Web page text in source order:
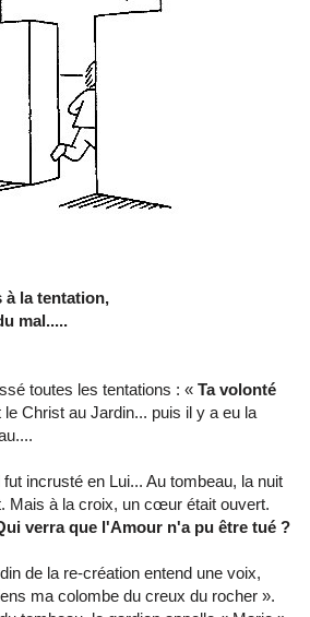
à la tentation,
mal.....
toutes les tentations : « Ta volonté
le Christ au Jardin... puis il y a eu la
incrusté en Lui... Au tombeau, la nuit
Mais à la croix, un cœur était ouvert.
verra que l'Amour n'a pu être tué ?
de la re-création entend une voix,
ma colombe du creux du rocher ».